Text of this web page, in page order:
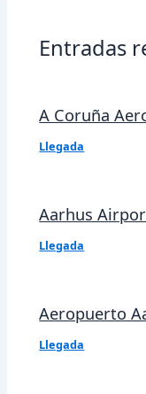
Entradas
A Coruña
Llegada
Aarhus
Llegada
Aeropuerto
Llegada